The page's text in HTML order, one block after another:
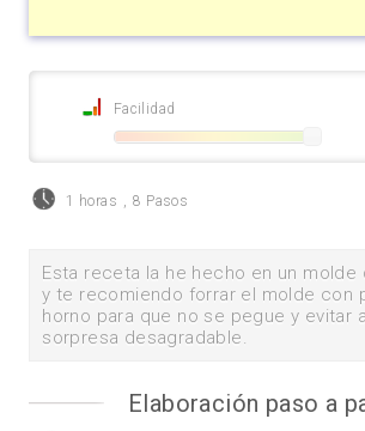
Facilidad
1 horas , 8 Pasos
Esta receta la he hecho en un molde
y te recomiendo forrar el molde con
horno para que no se pegue y evitar
sorpresa desagradable.
Elaboración paso a